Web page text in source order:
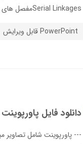
Serial Linkagesمفصل هاي نخستين و ز ...
PowerPoint قابل ویرایش
دانلود فایل